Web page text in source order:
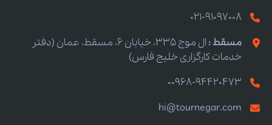
021-91097008
مسقط :
ال موج 335، خیابان 6، مسقط، عمان (دفتر
خدمات کارگزاری خلیج فارس)
00968-94420473
hi@tournegar.com